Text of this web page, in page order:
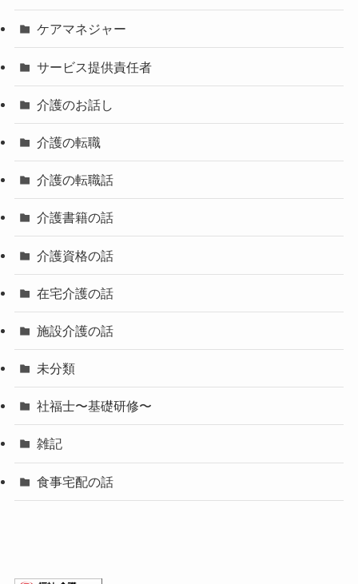
ケアマネジャー
サービス提供責任者
介護のお話し
介護の転職
介護の転職話
介護書籍の話
介護資格の話
在宅介護の話
施設介護の話
未分類
社福士〜基礎研修〜
雑記
食事宅配の話